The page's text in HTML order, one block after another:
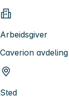
Arbeidsgiver
Caverion
Sted